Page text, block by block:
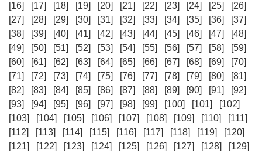
[16]
[17] [18] [19] [20] [21] [22] [23] [24] [25]
[26]
[27]
[28] [29] [30] [31] [32] [33] [34] [35] [36]
[37]
[38]
[39] [40] [41] [42] [43] [44] [45] [46] [47]
[48]
[49]
[50] [51] [52] [53] [54] [55] [56] [57] [58]
[59]
[60]
[61] [62] [63] [64] [65] [66] [67] [68] [69]
[70]
[71]
[72] [73] [74] [75] [76] [77] [78] [79] [80]
[81]
[82]
[83] [84] [85] [86] [87] [88] [89] [90] [91]
[92]
[93]
[94] [95] [96] [97] [98] [99] [100] [101]
[102]
[103]
[104] [105] [106] [107] [108] [109] [110]
[111]
[112]
[113] [114] [115] [116] [117] [118] [119]
[120]
[121]
[122] [123] [124] [125] [126] [127] [128]
[129]